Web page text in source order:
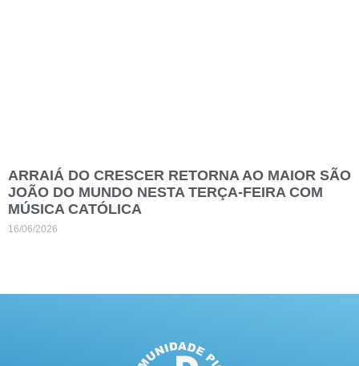
ARRAIÁ DO CRESCER RETORNA AO MAIOR SÃO
JOÃO DO MUNDO NESTA TERÇA-FEIRA COM
MÚSICA CATÓLICA
16/06/2026